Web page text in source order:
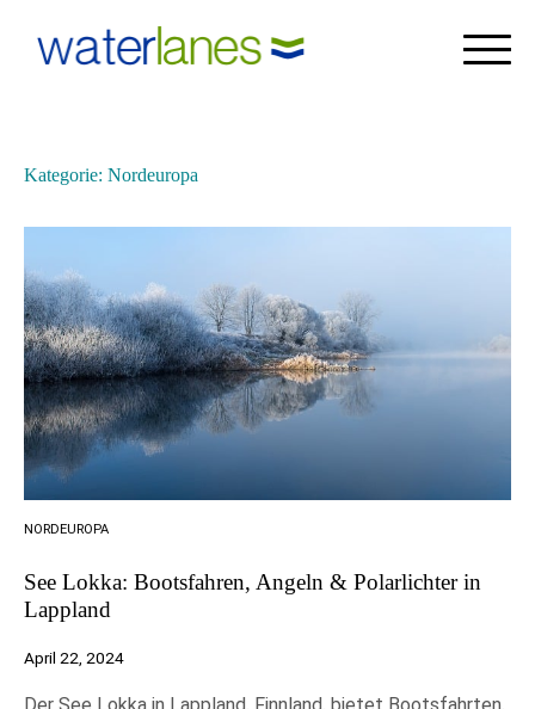
Kategorie: Nordeuropa
NORDEUROPA
See Lokka: Bootsfahren, Angeln & Polarlichter in
Lappland
April 22, 2024
×